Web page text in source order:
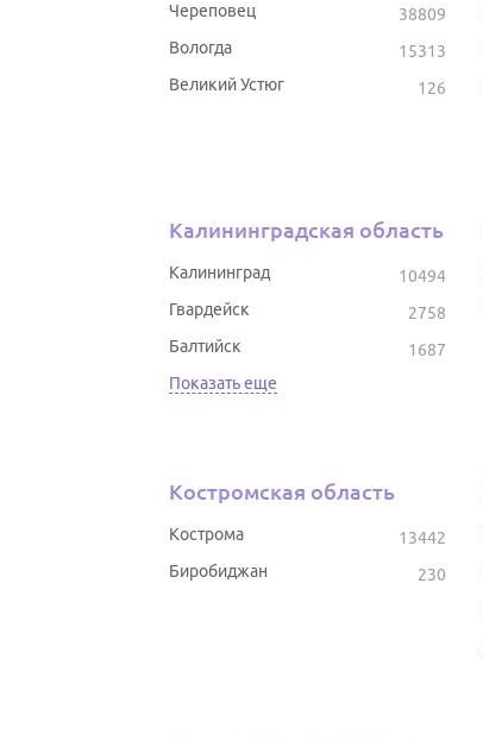
38809
Череповец
15313
Вологда
126
Великий Устюг
Калининградская область
10494
Калининград
2758
Гвардейск
1687
Балтийск
Показать еще
Костромская область
13442
Кострома
230
Биробиджан